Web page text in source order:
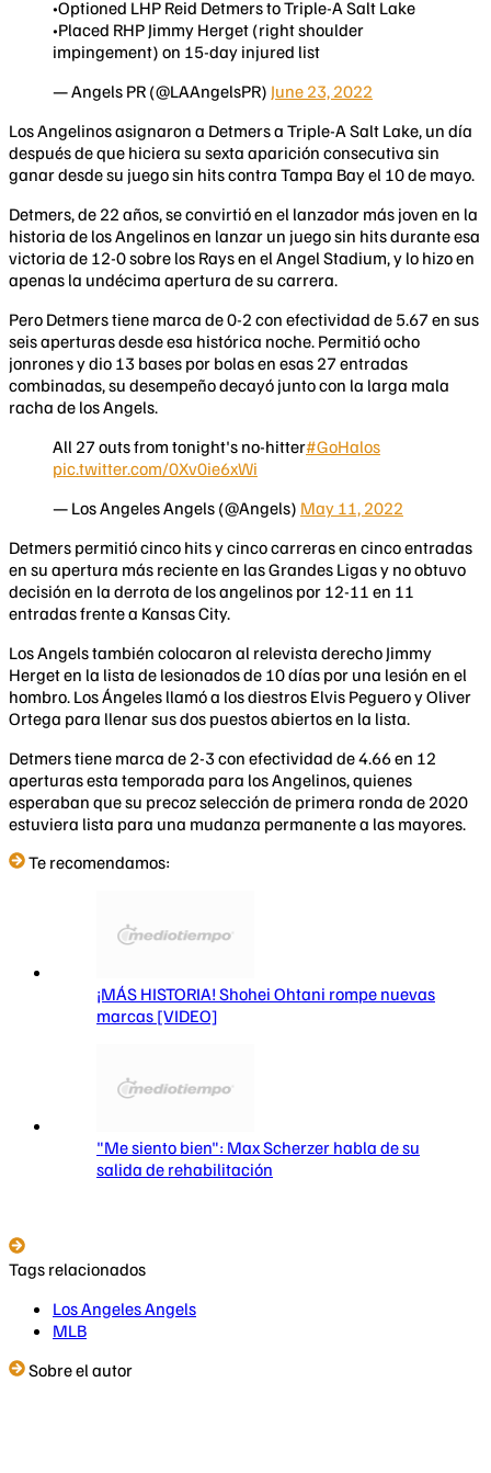
•Optioned LHP Reid Detmers to Triple-A Salt Lake
•Placed RHP Jimmy Herget (right shoulder
impingement) on 15-day injured list
— Angels PR (@LAAngelsPR) June 23, 2022
Los Angelinos asignaron a Detmers a Triple-A Salt Lake, un día
después de que hiciera su sexta aparición consecutiva sin
ganar desde su juego sin hits contra Tampa Bay el 10 de mayo.
Detmers, de 22 años, se convirtió en el lanzador más joven en la
historia de los Angelinos en lanzar un juego sin hits durante esa
victoria de 12-0 sobre los Rays en el Angel Stadium, y lo hizo en
apenas la undécima apertura de su carrera.
Pero Detmers tiene marca de 0-2 con efectividad de 5.67 en sus
seis aperturas desde esa histórica noche. Permitió ocho
jonrones y dio 13 bases por bolas en esas 27 entradas
combinadas, su desempeño decayó junto con la larga mala
racha de los Angels.
All 27 outs from tonight's no-hitter#GoHalos
pic.twitter.com/0Xv0ie6xWi
— Los Angeles Angels (@Angels) May 11, 2022
Detmers permitió cinco hits y cinco carreras en cinco entradas
en su apertura más reciente en las Grandes Ligas y no obtuvo
decisión en la derrota de los angelinos por 12-11 en 11
entradas frente a Kansas City.
Los Angels también colocaron al relevista derecho Jimmy
Herget en la lista de lesionados de 10 días por una lesión en el
hombro. Los Ángeles llamó a los diestros Elvis Peguero y Oliver
Ortega para llenar sus dos puestos abiertos en la lista.
Detmers tiene marca de 2-3 con efectividad de 4.66 en 12
aperturas esta temporada para los Angelinos, quienes
esperaban que su precoz selección de primera ronda de 2020
estuviera lista para una mudanza permanente a las mayores.
Te recomendamos:
¡MÁS HISTORIA! Shohei Ohtani rompe nuevas
marcas [VIDEO]
"Me siento bien": Max Scherzer habla de su
salida de rehabilitación
Tags relacionados
Los Angeles Angels
MLB
Sobre el autor